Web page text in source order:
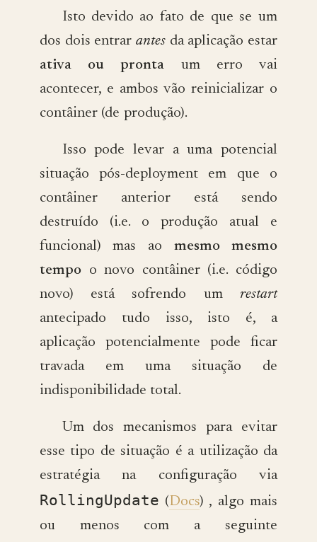
Isto devido ao fato de que se um
dos dois entrar antes da aplicação estar
ativa ou pronta um erro vai
acontecer, e ambos vão reinicializar o
contâiner (de produção).
Isso pode levar a uma potencial
situação pós-deployment em que o
contâiner anterior está sendo
destruído (i.e. o produção atual e
funcional) mas ao mesmo mesmo
tempo o novo contâiner (i.e. código
novo) está sofrendo um restart
antecipado tudo isso, isto é, a
aplicação potencialmente pode ficar
travada em uma situação de
indisponibilidade total.
Um dos mecanismos para evitar
esse tipo de situação é a utilização da
estratégia na configuração via
RollingUpdate (Docs) , algo mais
ou menos com a seguinte